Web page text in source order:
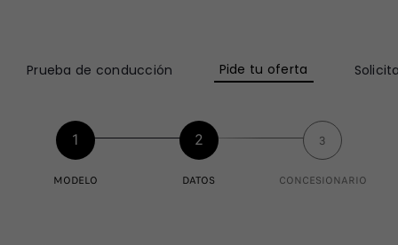
Prueba de conducción Pide tu oferta
1
MODELO
2
DATOS
3
CONCESIONARIO